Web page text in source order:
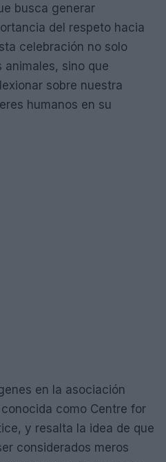
busca generar
del respeto hacia
celebración no solo
animales, sino que
sobre nuestra
humanos en su
en la asociación
como Centre for
y resalta la idea de que
considerados meros